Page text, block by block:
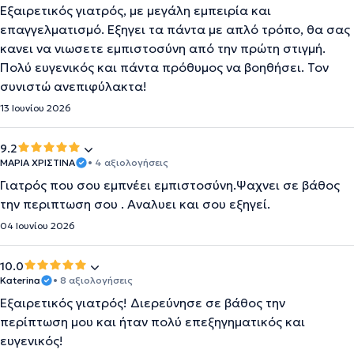
Εξαιρετικός γιατρός, με μεγάλη εμπειρία και
επαγγελματισμό. Εξηγει τα πάντα με απλό τρόπο, θα σας
κανει να νιωσετε εμπιστοσύνη από την πρώτη στιγμή.
Πολύ ευγενικός και πάντα πρόθυμος να βοηθήσει. Τον
συνιστώ ανεπιφύλακτα!
13 Ιουνίου 2026
9.2
ΜΑΡΙΑ ΧΡΙΣΤΙΝΑ • 4 αξιολογήσεις
Γιατρός που σου εμπνέει εμπιστοσύνη.Ψαχνει σε βάθος
την περιπτωση σου . Αναλυει και σου εξηγεί.
04 Ιουνίου 2026
10.0
Katerina • 8 αξιολογήσεις
Εξαιρετικός γιατρός! Διερεύνησε σε βάθος την
περίπτωση μου και ήταν πολύ επεξηγηματικός και
ευγενικός!